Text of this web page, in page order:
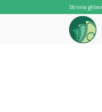
Strona